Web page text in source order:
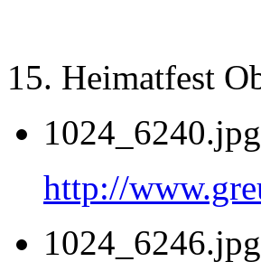
15. Heimatfest
1024_6240.jpg
http://
1024_6246.jpg